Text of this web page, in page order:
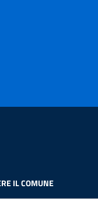
IL COMUNE